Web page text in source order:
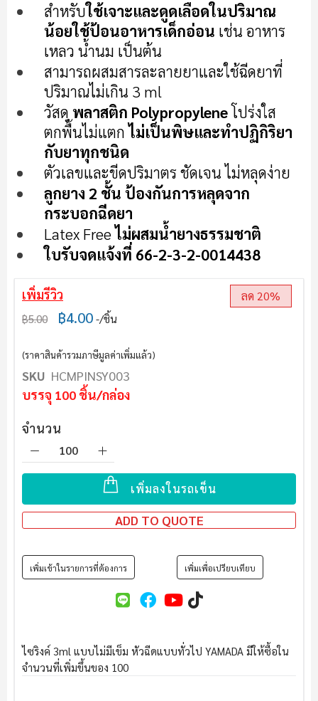
ต้น
รูปภาพ
สำหรับใช้เจาะและดูดเลือดในปริมาณ
น้อยใช้ป้อนอาหารเด็กอ่อน เช่น อาหาร
เหลว น้ำนม เป็นต้น
สามารถผสมสารละลายยาและใช้ฉีดยาที่
ปริมาณไม่เกิน 3 ml
วัสดุ พลาสติก Polypropyleneโปร่งใส
ตกพื้นไม่แตกไม่เป็นพิษและทำปฏิกิริยา
กับยาทุกชนิด
ตัวเลขและขีดปริมาตร ชัดเจน ไม่หลุดง่าย
ลูกยาง 2 ชั้น ป้องกันการหลุดจาก
กระบอกฉีดยา
Latex Freeไม่ผสมน้ำยางธรรมชาติ
ใบรับจดแจ้งที่ 66-2-3-2-0014438
เพิ่มรีวิว
฿5.00 ฿4.00 /ชิ้น
ลด 20%
(ราคาสินค้ารวมภาษีมูลค่าเพิ่มแล้ว)
SKU HCMPINSY003
บรรจุ 100 ชิ้น/กล่อง
จำนวน
เพิ่มลงในรถเข็น
ADD TO QUOTE
เพิ่มเข้าในรายการที่ต้องการ เพิ่มเพื่อเปรียบเทียบ
ไซริงค์ 3ml แบบไม่มีเข็ม หัวฉีดแบบทั่วไป YAMADA มีให้ซื้อใน
จำนวนที่เพิ่มขึ้นของ 100